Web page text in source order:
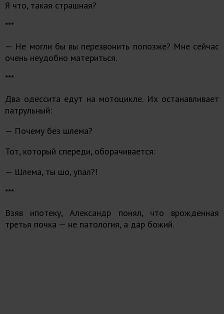
Я что, такая страшная?
***
— Не могли бы вы перезвонить попозже? Мне сейчас
очень неудобно материться.
***
Два одессита едут на мотоцикле. Их останавливает
патрульный:
— Почему без шлема?
Тот, который спереди, оборачивается:
— Шлема, ты шо, упал?!
***
Взяв ипотеку, Александр понял, что врожденная
третья почка — не патология, а дар божий.